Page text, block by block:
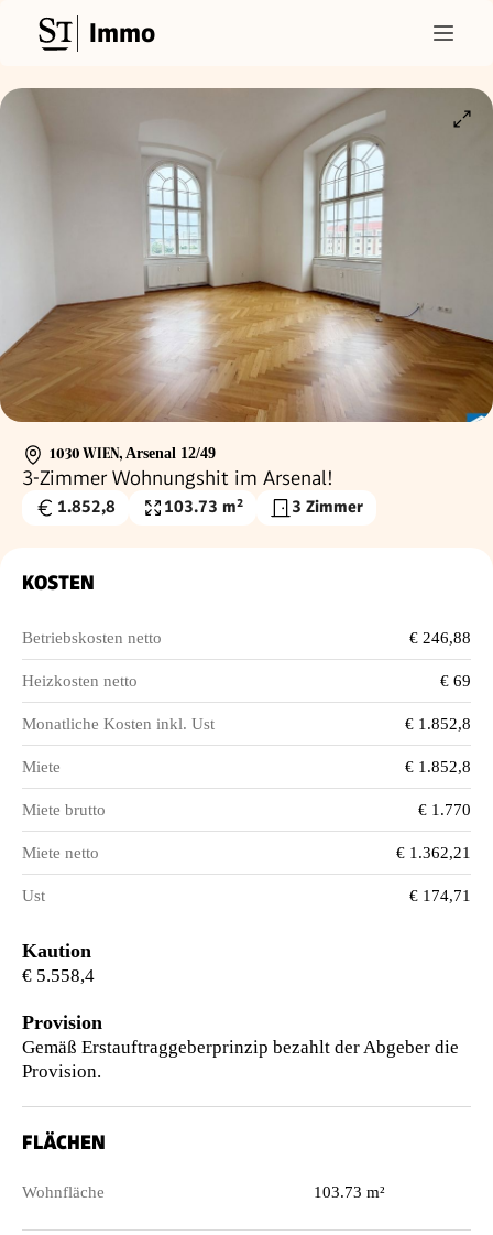
Immo
1030 WIEN, Arsenal 12/49
3-Zimmer Wohnungshit im Arsenal!
Gesamtmiete
1.852,8
Wohnfläche
103.73 m² 3 Zimmer
KOSTEN
Betriebskosten netto € 246,88
Heizkosten netto € 69
Monatliche Kosten inkl. Ust € 1.852,8
Miete € 1.852,8
Miete brutto € 1.770
Miete netto € 1.362,21
Ust € 174,71
Kaution
€ 5.558,4
Provision
Gemäß Erstauftraggeberprinzip bezahlt der Abgeber die
Provision.
FLÄCHEN
Wohnfläche 103.73 m²